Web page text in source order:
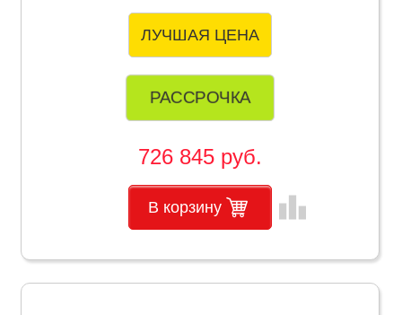
ЛУЧШАЯ ЦЕНА
РАССРОЧКА
726 845 руб.
В корзину leaderboard